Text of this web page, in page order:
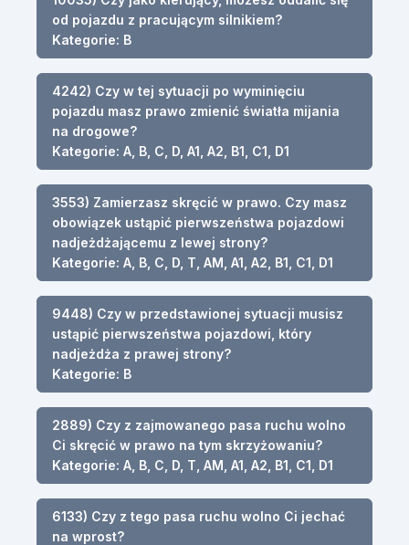
od pojazdu z pracującym silnikiem?
Kategorie: B
4242) Czy w tej sytuacji po wyminięciu
pojazdu masz prawo zmienić światła mijania
na drogowe?
Kategorie: A, B, C, D, A1, A2, B1, C1, D1
3553) Zamierzasz skręcić w prawo. Czy masz
obowiązek ustąpić pierwszeństwa pojazdowi
nadjeżdżającemu z lewej strony?
Kategorie: A, B, C, D, T, AM, A1, A2, B1, C1, D1
9448) Czy w przedstawionej sytuacji musisz
ustąpić pierwszeństwa pojazdowi, który
nadjeżdża z prawej strony?
Kategorie: B
2889) Czy z zajmowanego pasa ruchu wolno
Ci skręcić w prawo na tym skrzyżowaniu?
Kategorie: A, B, C, D, T, AM, A1, A2, B1, C1, D1
6133) Czy z tego pasa ruchu wolno Ci jechać
na wprost?